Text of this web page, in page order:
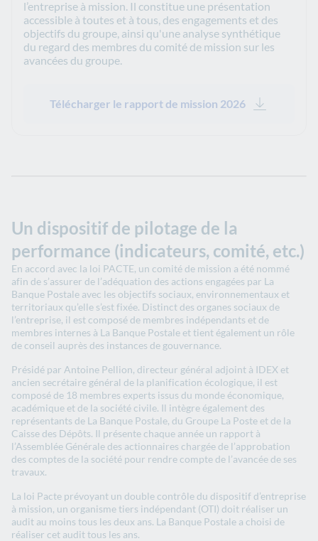
l’entreprise à mission. Il constitue une présentation
accessible à toutes et à tous, des engagements et des
objectifs du groupe, ainsi qu'une analyse synthétique
du regard des membres du comité de mission sur les
avancées du groupe.
Télécharger le rapport de mission 2026
Un dispositif de pilotage de la
performance (indicateurs, comité, etc.)
En accord avec la loi PACTE, un comité de mission a été nommé
afin de s’assurer de l’adéquation des actions engagées par La
Banque Postale avec les objectifs sociaux, environnementaux et
territoriaux qu’elle s’est fixée. Distinct des organes sociaux de
l’entreprise, il est composé de membres indépendants et de
membres internes à La Banque Postale et tient également un rôle
de conseil auprès des instances de gouvernance.
Présidé par Antoine Pellion, directeur général adjoint à IDEX et
ancien secrétaire général de la planification écologique, il est
composé de 18 membres experts issus du monde économique,
académique et de la société civile. Il intègre également des
représentants de La Banque Postale, du Groupe La Poste et de la
Caisse des Dépôts. Il présente chaque année un rapport à
l’Assemblée Générale des actionnaires chargée de l’approbation
des comptes de la société pour rendre compte de l’avancée de ses
travaux.
La loi Pacte prévoyant un double contrôle du dispositif d’entreprise
à mission, un organisme tiers indépendant (OTI) doit réaliser un
audit au moins tous les deux ans. La Banque Postale a choisi de
réaliser cet audit tous les ans.